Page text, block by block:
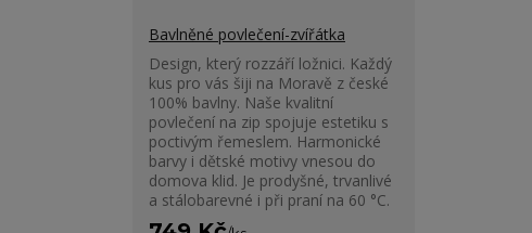
Bavlněné povlečení-zvířátka
Design, který rozzáří ložnici. Každý
kus pro vás šiji na Moravě z české
100% bavlny. Naše kvalitní
povlečení na zip spojuje estetiku s
poctivým řemeslem. Harmonické
barvy i dětské motivy vnesou do
domova klid. Je prodyšné, trvanlivé
a stálobarevné i při praní na 60 °C.